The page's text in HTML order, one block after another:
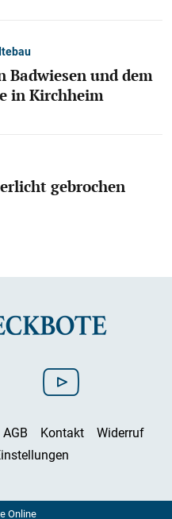
Badwiesen und dem
in Kirchheim
gebrochen
AGB Kontakt
Widerruf
Online